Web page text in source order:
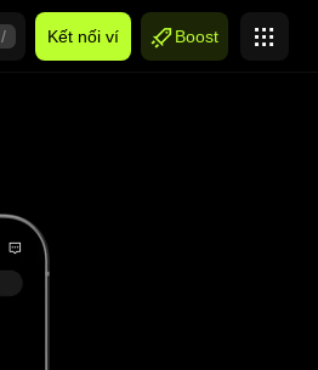
/ Kết nối ví Boost